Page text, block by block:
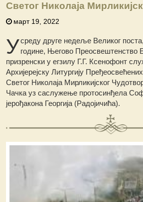
Светог Николаја
март 19, 2022
Усреду друге недеље Великог
године, Његово Преосвештенство
призренски у егзилу Г.Г. Ксенофонт
Архијерејску Литургију
Светог Николаја Мирликијског
Чачка уз саслужење протосинђела
јерођакона Георгија (Радојичића).